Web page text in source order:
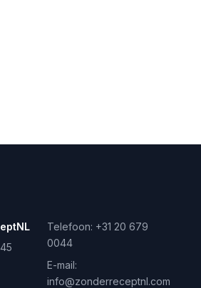
Telefoon: +31 20 679
0044
E-mail:
info@zonderreceptnl.com